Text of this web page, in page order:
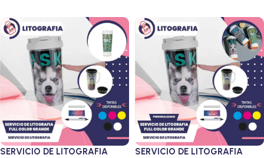
SERVICIO DE LITOGRAFIA
SERVICIO DE LITOGRAFIA